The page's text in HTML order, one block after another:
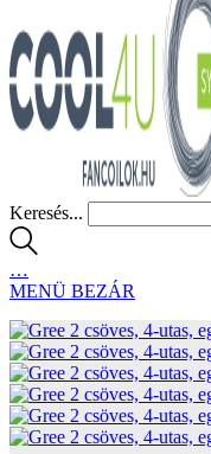
Keresés...
…
MENÜ BEZÁR